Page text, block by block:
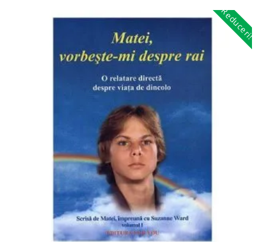
Reduceri!